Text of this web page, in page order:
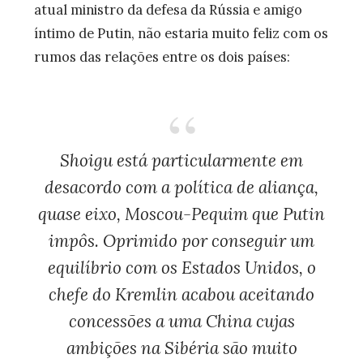
atual ministro da defesa da Rússia e amigo
íntimo de Putin, não estaria muito feliz com os
rumos das relações entre os dois países:
Shoigu está particularmente em
desacordo com a política de aliança,
quase eixo, Moscou-Pequim que Putin
impôs. Oprimido por conseguir um
equilíbrio com os Estados Unidos, o
chefe do Kremlin acabou aceitando
concessões a uma China cujas
ambições na Sibéria são muito